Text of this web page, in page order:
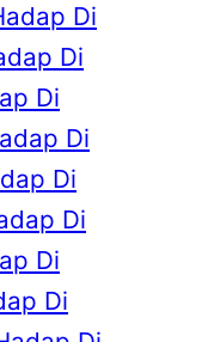
Di
Di
Di
Di
Di
Di
Di
Di